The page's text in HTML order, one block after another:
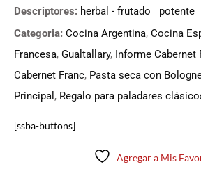
Descriptores: herbal - frutado potente
Categoria: Cocina Argentina, Cocina
Francesa, Gualtallary, Informe Cabernet
Cabernet Franc, Pasta seca con
Principal , Regalo para paladares
[ssba-buttons]
Agregar a Mis